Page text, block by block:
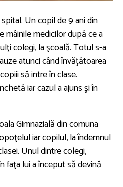
Un copil de 9 ani din
mâinile medicilor după ce a
colegi, la şcoală. Totul s-a
atunci când învăţătoarea
să intre în clase.
iar cazul a ajuns şi în
Gimnazială din comuna
iar copilul, la îndemnul
Unul dintre colegi,
faţa lui a început să devină